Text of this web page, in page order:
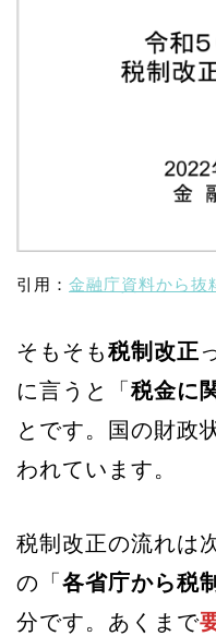
引用： 金融庁資料から抜
そもそも税制改正
に言うと「 税金に
とです。国の財政
われています。
税制改正の流れは
の「 各省庁から税
分です。あくまで